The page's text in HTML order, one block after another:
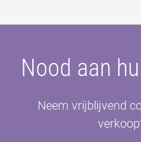
Nood aan
Neem vrijblijvend